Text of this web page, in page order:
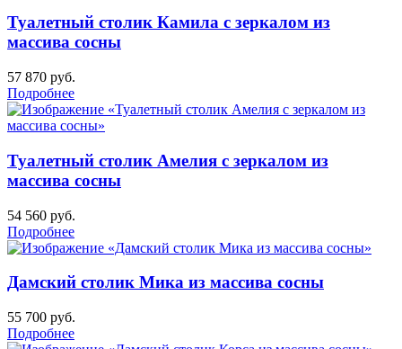
Туалетный столик Камила с зеркалом из
массива сосны
57 870 руб.
Подробнее
Туалетный столик Амелия с зеркалом из
массива сосны
54 560 руб.
Подробнее
Дамский столик Мика из массива сосны
55 700 руб.
Подробнее